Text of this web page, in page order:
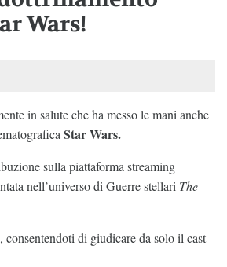
Wars!
in salute che ha messo le mani anche
Star Wars.
sulla piattaforma streaming
nell’universo di Guerre stellari The
di giudicare da solo il cast